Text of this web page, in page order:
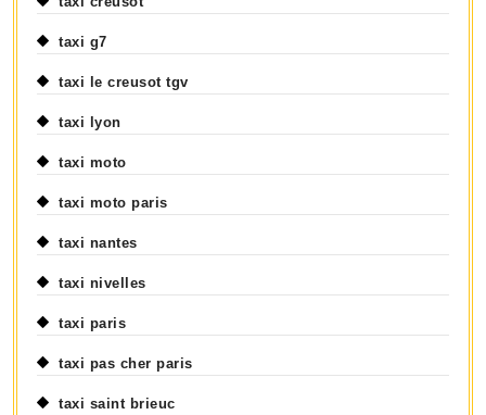
taxi g7
taxi le creusot tgv
taxi lyon
taxi moto
taxi moto paris
taxi nantes
taxi nivelles
taxi paris
taxi pas cher paris
taxi saint brieuc